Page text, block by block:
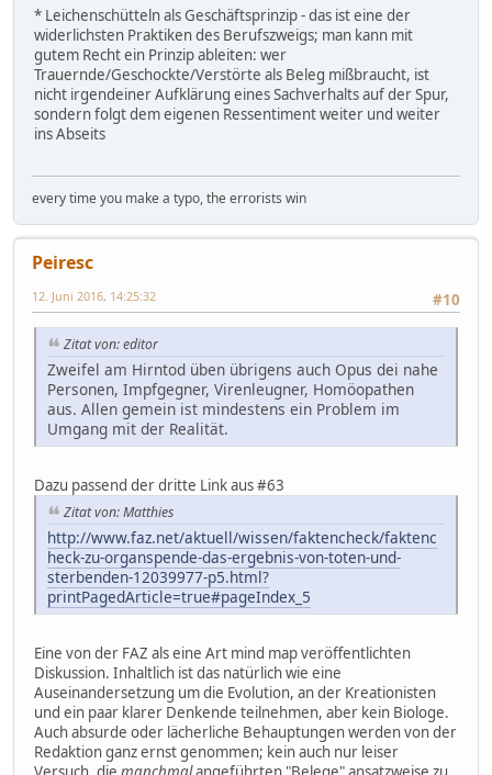
* Leichenschütteln als Geschäftsprinzip - das ist eine der
widerlichsten Praktiken des Berufszweigs; man kann mit
gutem Recht ein Prinzip ableiten: wer
Trauernde/Geschockte/Verstörte als Beleg mißbraucht, ist
nicht irgendeiner Aufklärung eines Sachverhalts auf der Spur,
sondern folgt dem eigenen Ressentiment weiter und weiter
ins Abseits
every time you make a typo, the errorists win
Peiresc
#10
12. Juni 2016, 14:25:32
Zitat von: editor
Zweifel am Hirntod üben übrigens auch Opus dei nahe
Personen, Impfgegner, Virenleugner, Homöopathen
aus. Allen gemein ist mindestens ein Problem im
Umgang mit der Realität.
Dazu passend der dritte Link aus #63
Zitat von: Matthies
http://www.faz.net/aktuell/wissen/faktencheck/faktenc
heck-zu-organspende-das-ergebnis-von-toten-und-
sterbenden-12039977-p5.html?
printPagedArticle=true#pageIndex_5
Eine von der FAZ als eine Art mind map veröffentlichten
Diskussion. Inhaltlich ist das natürlich wie eine
Auseinandersetzung um die Evolution, an der Kreationisten
und ein paar klarer Denkende teilnehmen, aber kein Biologe.
Auch absurde oder lächerliche Behauptungen werden von der
Redaktion ganz ernst genommen; kein auch nur leiser